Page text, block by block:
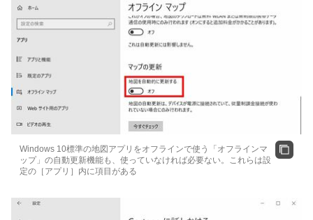
Windows 10標準の地図アプリをオフラインで使う「オフラインマ
ップ」の自動更新機能も、使っていなければ必要ない。これらは設
定の［アプリ］内に項目がある